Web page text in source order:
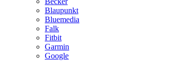
Blaupunkt
Bluemedia
Falk
Fitbit
Garmin
Google